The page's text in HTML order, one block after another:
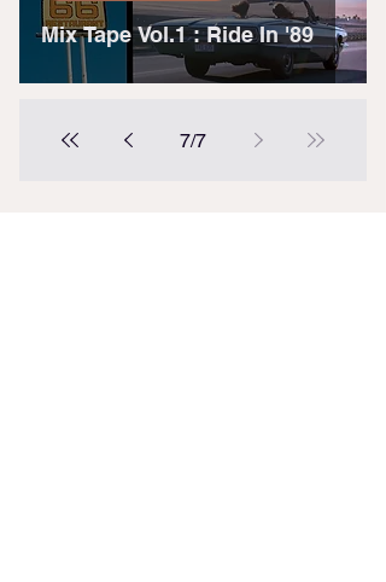
Mix Tape Vol.1 : Ride In '89
7/7